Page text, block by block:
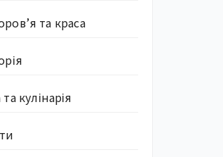
та краса
та кулінарія